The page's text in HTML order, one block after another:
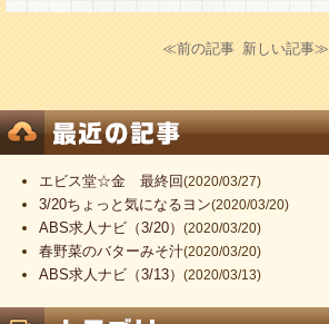
≪前の記事 新しい記事≫
エビス堂☆金 最終回(2020/03/27)
3/20ちょっと気になるヨン(2020/03/20)
ABS求人ナビ（3/20）(2020/03/20)
春野菜のバターみそ汁(2020/03/20)
ABS求人ナビ（3/13）(2020/03/13)